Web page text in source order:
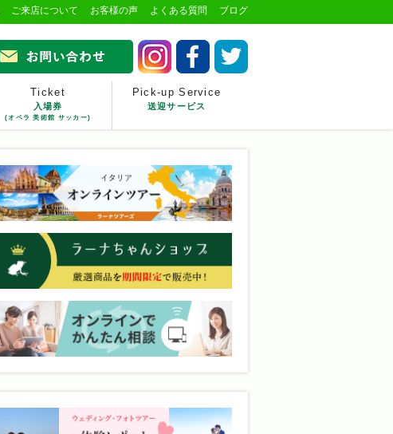
ご来店について お客様の声 よくある質問 ブログ
Ticket
入場券
(オペラ 美術館 サッカー)
Pick-up Service
送迎サービス